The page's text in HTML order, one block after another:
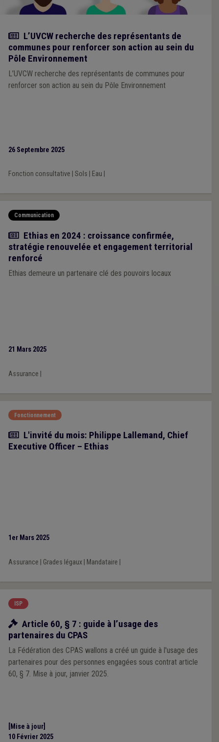
Actualité
L’UVCW recherche des représentants de
communes pour renforcer son action au sein du
Pôle Environnement
L’UVCW recherche des représentants de communes pour
renforcer son action au sein du Pôle Environnement
26 Septembre 2025
Fonction consultative Sols Eau
Communication
Actualité
Ethias en 2024 : croissance confirmée,
stratégie renouvelée et engagement territorial
renforcé
Ethias demeure un partenaire clé des pouvoirs locaux
21 Mars 2025
Assurance
Fonctionnement
Article
L'invité du mois: Philippe Lallemand, Chief
Executive Officer – Ethias
1er Mars 2025
Assurance Grades légaux| Mandataire
ISP
Ressources
Article 60, § 7 : guide à l’usage des
partenaires du CPAS
La Fédération des CPAS wallons a créé un guide à l'usage des
partenaires pour des personnes engagées sous contrat article
60, § 7. Mise à jour, janvier 2025.
[Mise à jour]
10 Février 2025